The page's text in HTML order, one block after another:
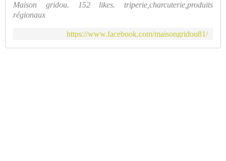
Maison gridou. 152 likes. triperie,charcuterie,produits
régionaux
https://www.facebook.com/maisongridou81/